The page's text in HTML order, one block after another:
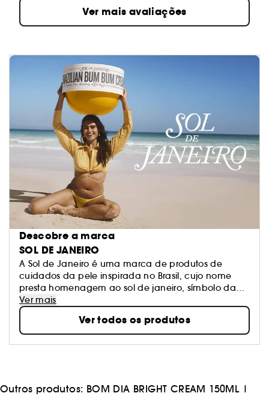
Ver mais avaliações
Descobre a marca
SOL DE JANEIRO
A Sol de Janeiro é uma marca de produtos de
cuidados da pele inspirada no Brasil, cujo nome
presta homenagem ao sol de janeiro, símbolo da
intensidade do verão brasileiro
Ver mais
Ver todos os produtos
Outros produtos: BOM DIA BRIGHT CREAM 150ML |